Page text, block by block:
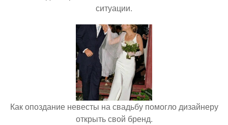
ситуации.
Как опоздание невесты на свадьбу помогло дизайнеру
открыть свой бренд.